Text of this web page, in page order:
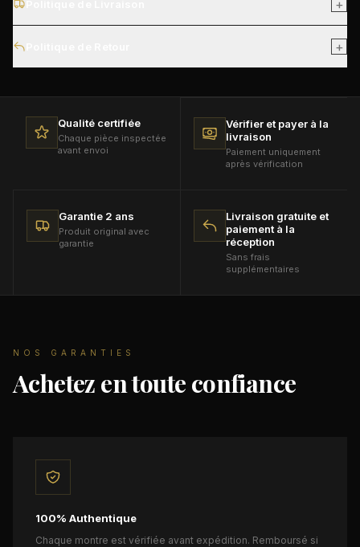
+
généralement livrées sous 2 à 4 jours ouvrables après
confirmation.
+
Qualité certifiée
Chaque pièce inspectée
avant envoi
Vérifier et payer à la
livraison
Paiement uniquement
après vérification
Garantie 2 ans
Produit original avec
garantie
Livraison gratuite et
paiement à la
réception
Sans frais
supplémentaires
NOS GARANTIES
Achetez en toute confiance
100% Authentique
Chaque montre est vérifiée avant expédition. Remboursé si